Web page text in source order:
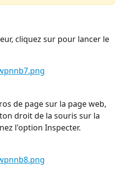
cliquez sur pour lancer le
de page sur la page web,
droit de la souris sur la
l'option Inspecter.